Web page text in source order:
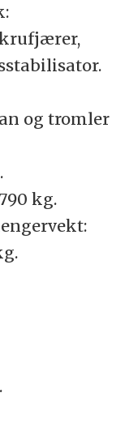
og tromler
kg.